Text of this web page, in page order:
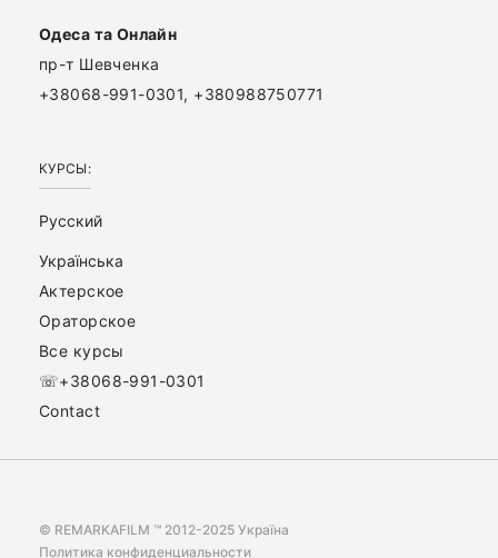
Одеса та Онлайн
пр-т Шевченка
+38068-991-0301, +380988750771
КУРСЫ:
Русский
Українська
Актерское
Ораторское
Все курсы
☏+38068-991-0301
Contact
© REMARKAFILM ™ 2012-2025 Україна
Политика конфиденциальности